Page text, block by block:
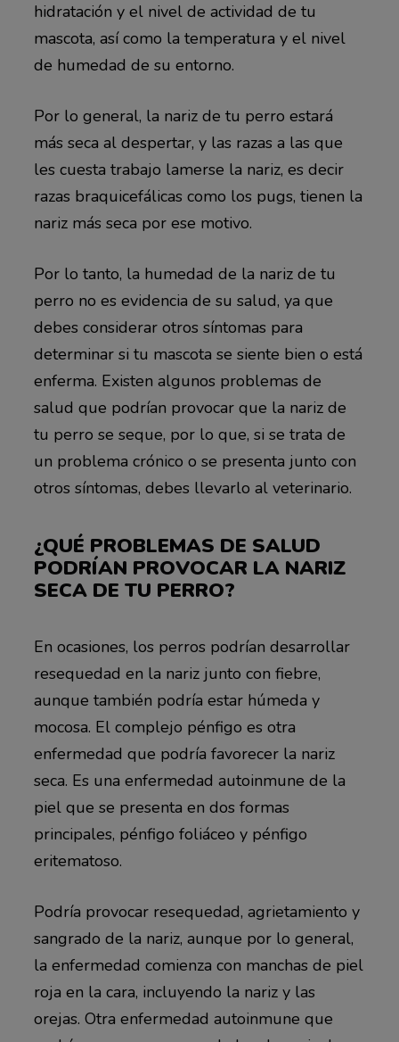
hidratación y el nivel de actividad de tu
mascota, así como la temperatura y el nivel
de humedad de su entorno.
Por lo general, la nariz de tu perro estará
más seca al despertar, y las razas a las que
les cuesta trabajo lamerse la nariz, es decir
razas braquicefálicas como los pugs, tienen la
nariz más seca por ese motivo.
Por lo tanto, la humedad de la nariz de tu
perro no es evidencia de su salud, ya que
debes considerar otros síntomas para
determinar si tu mascota se siente bien o está
enferma. Existen algunos problemas de
salud que podrían provocar que la nariz de
tu perro se seque, por lo que, si se trata de
un problema crónico o se presenta junto con
otros síntomas, debes llevarlo al veterinario.
¿QUÉ PROBLEMAS DE SALUD
PODRÍAN PROVOCAR LA NARIZ
SECA DE TU PERRO?
En ocasiones, los perros podrían desarrollar
resequedad en la nariz junto con fiebre,
aunque también podría estar húmeda y
mocosa. El complejo pénfigo es otra
enfermedad que podría favorecer la nariz
seca. Es una enfermedad autoinmune de la
piel que se presenta en dos formas
principales, pénfigo foliáceo y pénfigo
eritematoso.
Podría provocar resequedad, agrietamiento y
sangrado de la nariz, aunque por lo general,
la enfermedad comienza con manchas de piel
roja en la cara, incluyendo la nariz y las
orejas. Otra enfermedad autoinmune que